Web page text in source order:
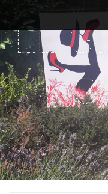
M
a
i
n
m
e
n
u
S
i
p
o
c
o
n
t
e
n
t
LE